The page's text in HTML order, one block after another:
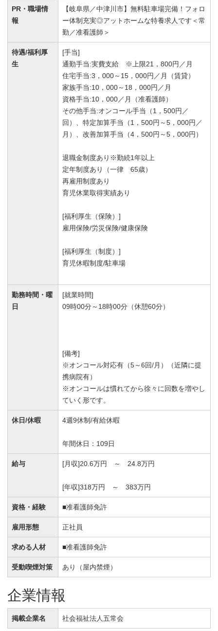
PR・職場情
報
【岐阜県／中津川市】無料駐車場完備！フォロ
ー体制充実◎アットホームな特養求人です＜常
勤／准看護師＞
待遇/福利厚
生
[手当]
通勤手当:実費支給 ※上限21，800円／月
住宅手当:3，000～15，000円／月（賃貸）
家族手当:10，000～18，000円／月
資格手当:10，000／月（准看護師）
その他手当:オンコール手当（1，500円／
回）、特定加算手当（1，500円～5，000円／
月）、改善加算手当（4，500円～5，000円）
退職金制度あり※勤続1年以上
定年制度あり（一律 65歳）
再雇用制度あり
育児休業取得実績あり
[福利厚生（保険）]
雇用保険/労災保険/健康保険
[福利厚生（制度）]
育児休暇制度/駐車場
勤務時間・曜
日
[就業時間]
09時00分～18時00分（休憩60分）
[備考]
※オンコール対応有（5～6回/月）（近隣に提
携病院有）
※オンコールは慣れてから徐々に回数を増やし
ていく形です。
休日/休暇 4週9休制/有給休暇
年間休日：109日
給与 [月収]20.6万円 ～ 24.8万円
[年収]318万円 ～ 383万円
資格・経験 ■准看護師免許
雇用形態 正社員
求める人材 ■准看護師免許
受動喫煙対策 あり（屋内禁煙）
企業情報
掲載企業名 社会福祉法人五常会